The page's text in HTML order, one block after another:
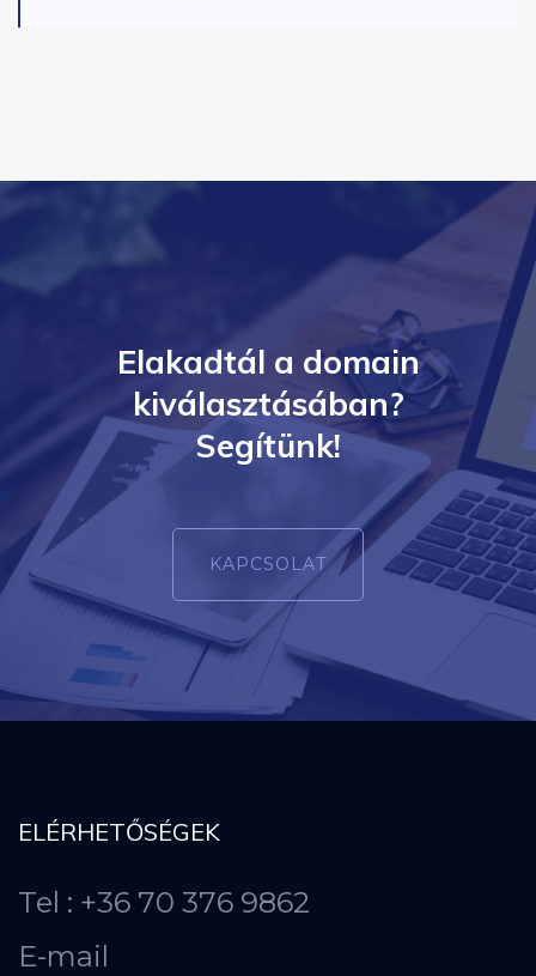
Elakadtál a domain
kiválasztásában?
Segítünk!
KAPCSOLAT
ELÉRHETŐSÉGEK
Tel : +36 70 376 9862
E-mail